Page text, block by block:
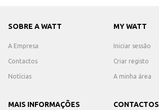
SOBRE A WATT
A Empresa
Contactos
Notícias
MY WATT
Iniciar sessão
Criar registo
A minha área
MAIS INFORMAÇÕES CONTACTOS